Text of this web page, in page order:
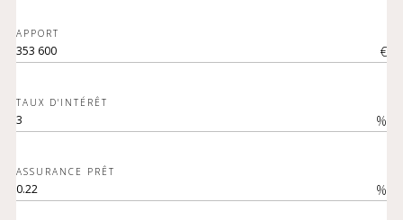
APPORT
€
TAUX D'INTÉRÊT
%
ASSURANCE PRÊT
%